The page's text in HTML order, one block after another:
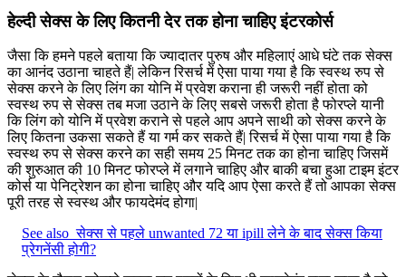
हेल्‍दी सेक्‍स के लिए कितनी देर तक होना चाहिए इंटरकोर्स
जैसा कि हमने पहले बताया कि ज्यादातर पुरुष और महिलाएं आधे घंटे तक सेक्स
का आनंद उठाना चाहते हैं| लेकिन रिसर्च में ऐसा पाया गया है कि स्वस्थ रुप से
सेक्स करने के लिए लिंग का योनि में प्रवेश कराना ही जरूरी नहीं होता को
स्वस्थ रुप से सेक्स तब मजा उठाने के लिए सबसे जरूरी होता है फोरप्ले यानी
कि लिंग को योनि में प्रवेश कराने से पहले आप अपने साथी को सेक्स करने के
लिए कितना उकसा सकते हैं या गर्म कर सकते हैं| रिसर्च में ऐसा पाया गया है कि
स्वस्थ रुप से सेक्स करने का सही समय 25 मिनट तक का होना चाहिए जिसमें
की शुरुआत की 10 मिनट फोरप्ले में लगाने चाहिए और बाकी बचा हुआ टाइम इंटर
कोर्स या पेनिट्रेशन का होना चाहिए और यदि आप ऐसा करते हैं तो आपका सेक्स
पूरी तरह से स्वस्थ और फायदेमंद होगा|
See also सेक्स से पहले unwanted 72 या ipill लेने के बाद सेक्स किया
प्रेगनेंसी होगी?